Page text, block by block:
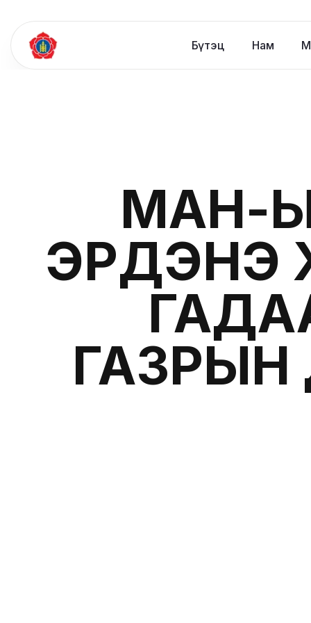
Бүтэц Нам
МАН-
ЭРДЭНЭ
ГАЗРЫН